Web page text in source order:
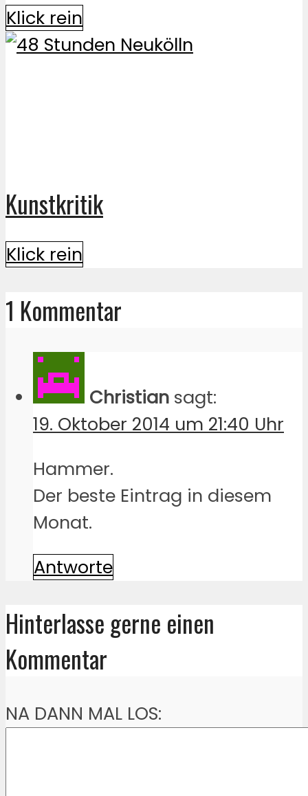
Klick rein
Kunstkritik
Klick rein
1 Kommentar
Christian sagt:
19. Oktober 2014 um 21:40 Uhr
Hammer.
Der beste Eintrag in diesem
Monat.
Antworte
Hinterlasse gerne einen
Kommentar
NA DANN MAL LOS: